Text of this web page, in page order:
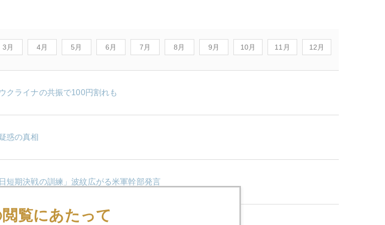
3月 4月 5月 6月 7月 8月 9月 10月 11月 12月
クライナの共振で100円割れも
惑の真相
短期決戦の訓練」波紋広がる米軍幹部発言
覧にあたって